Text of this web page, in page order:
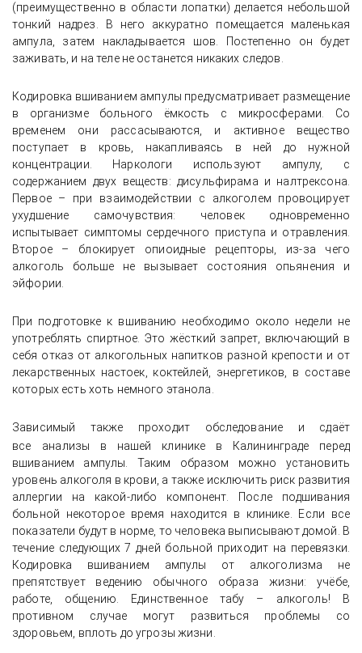
(преимущественно в области лопатки) делается небольшой
тонкий надрез. В него аккуратно помещается маленькая
ампула, затем накладывается шов. Постепенно он будет
заживать, и на теле не останется никаких следов.
Кодировка вшиванием ампулы предусматривает размещение
в организме больного ёмкость с микросферами. Со
временем они рассасываются, и активное вещество
поступает в кровь, накапливаясь в ней до нужной
концентрации. Наркологи используют ампулу, с
содержанием двух веществ: дисульфирама и налтрексона.
Первое – при взаимодействии с алкоголем провоцирует
ухудшение самочувствия: человек одновременно
испытывает симптомы сердечного приступа и отравления.
Второе – блокирует опиоидные рецепторы, из-за чего
алкоголь больше не вызывает состояния опьянения и
эйфории.
При подготовке к вшиванию необходимо около недели не
употреблять спиртное. Это жёсткий запрет, включающий в
себя отказ от алкогольных напитков разной крепости и от
лекарственных настоек, коктейлей, энергетиков, в составе
которых есть хоть немного этанола.
Зависимый также проходит обследование и сдаёт
все
анализы в нашей клинике в Калининграде перед
вшиванием ампулы. Таким образом можно установить
уровень алкоголя в крови, а также исключить риск развития
аллергии на какой-либо компонент. После подшивания
больной некоторое время находится в клинике. Если все
показатели будут в норме, то человека выписывают домой. В
течение следующих 7 дней больной приходит на перевязки.
Кодировка вшиванием ампулы от алкоголизма не
препятствует ведению обычного образа жизни: учёбе,
работе, общению. Единственное табу – алкоголь! В
противном случае могут развиться проблемы со
здоровьем, вплоть до угрозы жизни.